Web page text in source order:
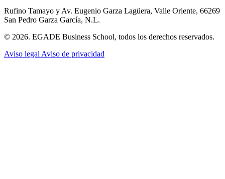
Rufino Tamayo y Av. Eugenio Garza Lagüera, Valle Oriente, 66269
San Pedro Garza García, N.L.
© 2026. EGADE Business School, todos los derechos reservados.
Aviso legal Aviso de privacidad